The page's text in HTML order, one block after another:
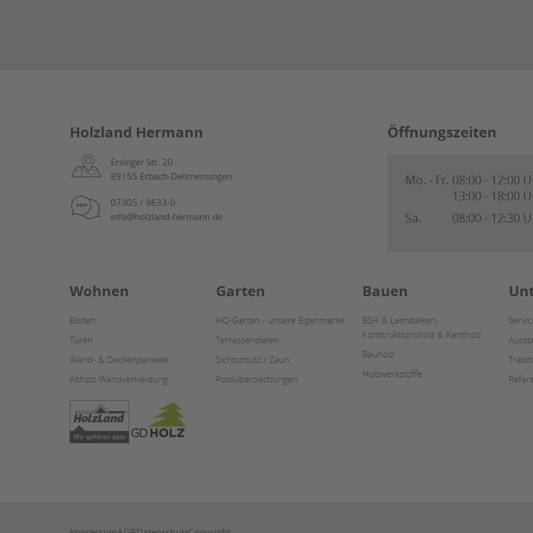
Holzland Hermann
Ersinger Str. 20
89155 Erbach-Dellmensingen
07305 / 9633-0
info@holzland-hermann.de
Öffnungszeiten
Mo. - Fr. 08:00 - 12:00
13:00 - 18:00
Sa.
08:00 - 12:30
Wohnen
Böden
Türen
Wand- & Deckenpaneele
Altholz Wandverkleidung
Garten
HQ-Garten - unsere Eigenmarke
Terrassendielen
Sichtschutz / Zaun
Poolüberdachungen
Bauen
BSH & Leimbalken,
Konstruktionsholz & Kantholz
Bauholz
Holzwerkstoffe